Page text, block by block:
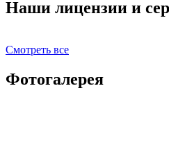
Наши лицензии и
Смотреть все
Фотогалерея